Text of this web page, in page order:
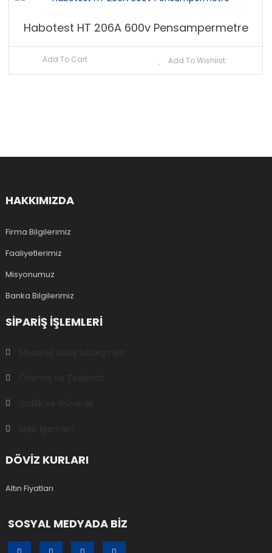
Habotest HT 206A 600v Pensampermetre
Add To Cart Add To Wishlist
HAKKIMIZDA
Firma Bilgilerimiz
Faaliyetlerimiz
Misyonumuz
Banka Bilgilerimiz
SIPARIŞ IŞLEMLERI
DÖVİZ KURLARI
Altın Fiyatları
SOSYAL MEDYADA BİZ